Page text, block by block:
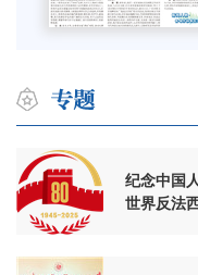
纪念中国
世界反法